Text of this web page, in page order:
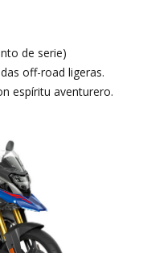
de serie)
off-road ligeras.
espíritu aventurero.